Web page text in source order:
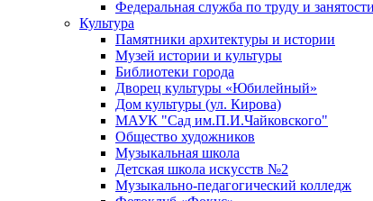
Федеральная служба по труду и
Культура
Памятники архитектуры и истории
Музей истории и культуры
Библиотеки города
Дворец культуры «Юбилейный»
Дом культуры (ул. Кирова)
МАУК "Сад им.П.И.Чайковского"
Общество художников
Музыкальная школа
Детская школа искусств №2
Музыкально-педагогический колледж